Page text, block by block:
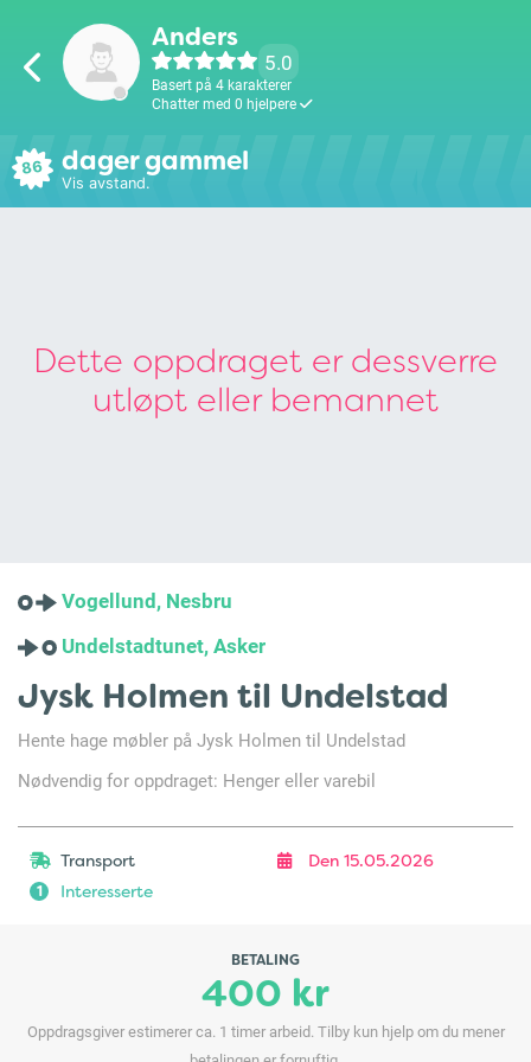
Anders
5.0
Basert på 4 karakterer
Chatter med 0 hjelpere
86 dager gammel
Vis avstand.
Dette oppdraget er dessverre
utløpt eller bemannet
Vogellund, Nesbru
Undelstadtunet, Asker
Jysk Holmen til Undelstad
Hente hage møbler på Jysk Holmen til Undelstad
Nødvendig for oppdraget: Henger eller varebil
Transport Den 15.05.2026
1 Interesserte
BETALING
400 kr
Oppdragsgiver estimerer ca. 1 timer arbeid. Tilby kun hjelp om du mener